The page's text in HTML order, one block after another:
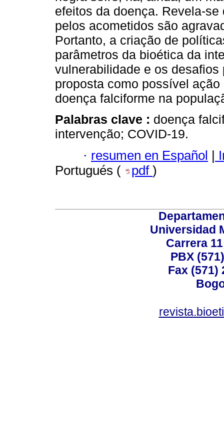
efeitos da doença. Revela-
pelos acometidos são
Portanto, a criação de
parâmetros da bioética da
vulnerabilidade e os
proposta como possível
doença falciforme na
Palabras clave : doença
intervenção; COVID-19.
· resumen en Español |
Portugués (
pdf )
Universidad
Carrera
PBX
Fax (571)